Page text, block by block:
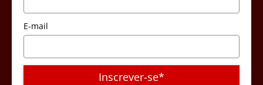
E-mail
Inscrever-se*